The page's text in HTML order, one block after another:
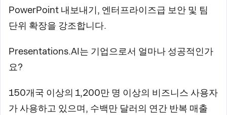
PowerPoint 내보내기, 엔터프라이즈급 보안 및 팀
단위 확장을 강조합니다.
Presentations.AI는 기업으로서 얼마나 성공적인가
요?
150개국 이상의 1,200만 명 이상의 비즈니스 사용자
가 사용하고 있으며, 수백만 달러의 연간 반복 매출